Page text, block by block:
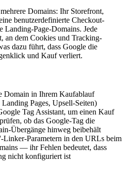
Domains: Ihr Storefront,
benutzerdefinierte Checkout-
Landing-Page-Domains. Jede
an dem Cookies und Tracking-
dazu führt, dass Google die
und Kauf verliert.
Domain in Ihrem Kaufablauf
Pages, Upsell-Seiten)
Tag Assistant, um einen Kauf
ob das Google-Tag die
Übergänge hinweg beibehält
Linker-Parametern in den URLs beim
— ihr Fehlen bedeutet, dass
nicht konfiguriert ist